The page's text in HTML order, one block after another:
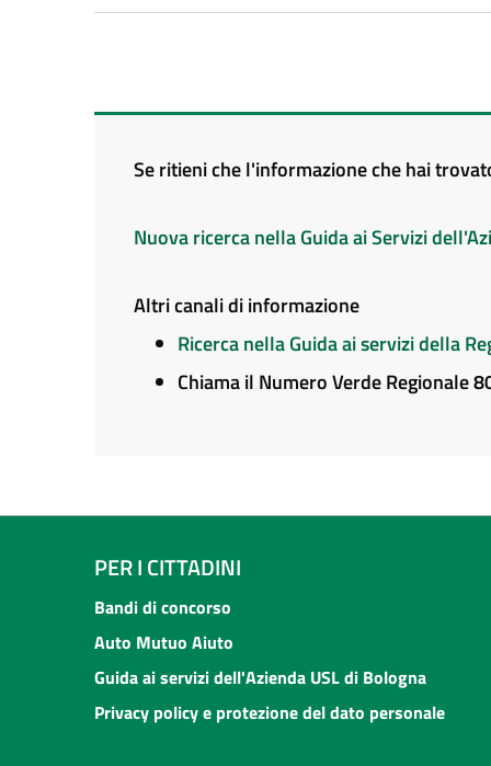
Se ritieni che l'informazione che hai
Nuova ricerca nella Guida ai Servizi
Altri canali di informazione
Ricerca nella Guida ai servizi della
Chiama il Numero Verde Regionale
PER I CITTADINI
Bandi di concorso
Auto Mutuo Aiuto
Guida ai servizi dell'Azienda USL di Bologna
Privacy policy e protezione del dato personale